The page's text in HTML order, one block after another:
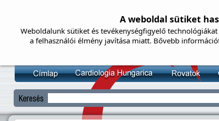
A weboldal sütiket
Weboldalunk sütiket és tevékenységfigyelő
a felhasználói élmény javítása miatt. Bővebb